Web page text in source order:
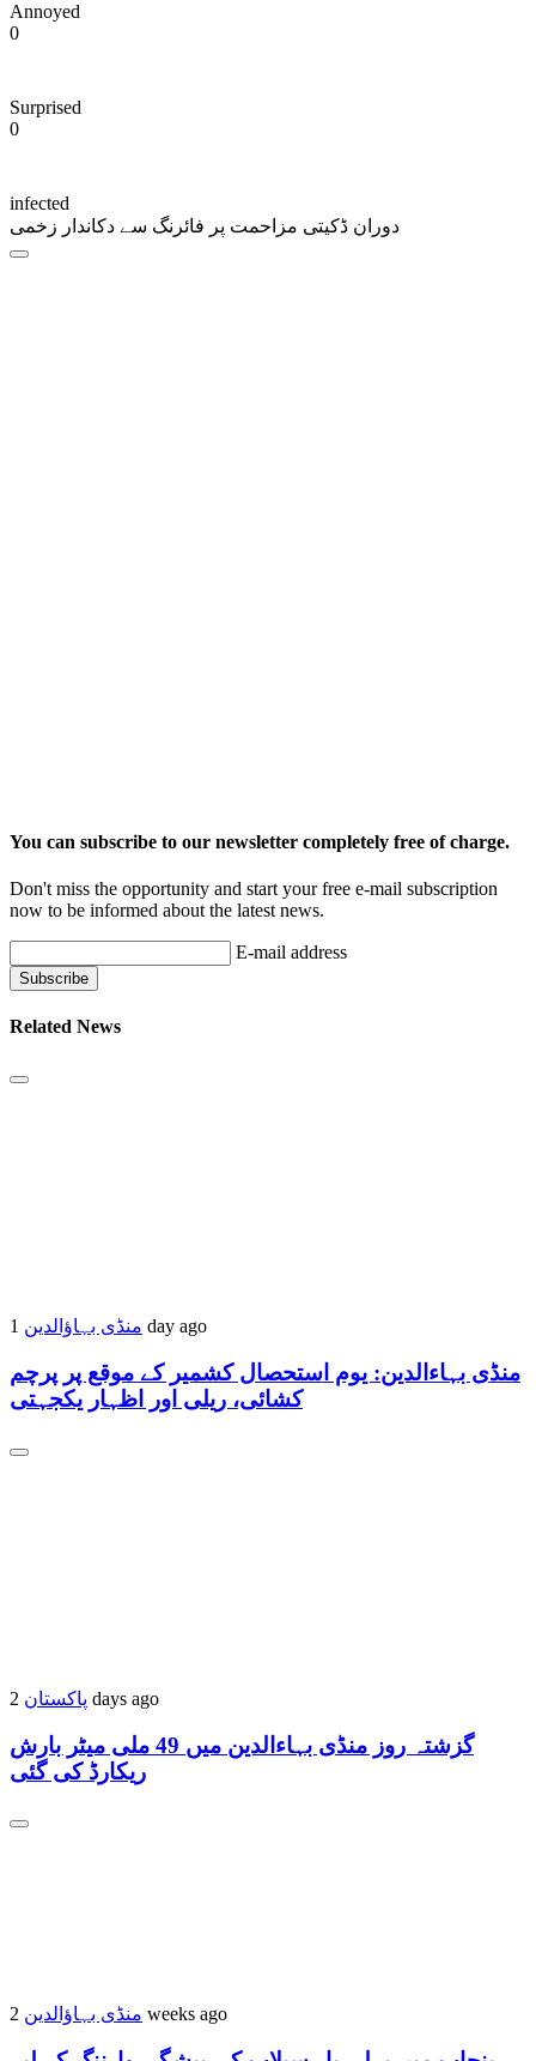
Annoyed
0
Surprised
0
infected
دوران ڈکیتی مزاحمت پر فائرنگ سے دکاندار زخمی
You can subscribe to our newsletter completely free of charge.
Don't miss the opportunity and start your free e-mail subscription
now to be informed about the latest news.
E-mail address
Related News
منڈی بہاؤالدین 1 day ago
منڈی بہاءالدین: یوم استحصال کشمیر کے موقع پر پرچم
کشائی، ریلی اور اظہار یکجہتی
پاکستان 2 days ago
گزشتہ روز منڈی بہاءالدین میں 49 ملی میٹر بارش
ریکارڈ کی گئی
منڈی بہاؤالدین 2 weeks ago